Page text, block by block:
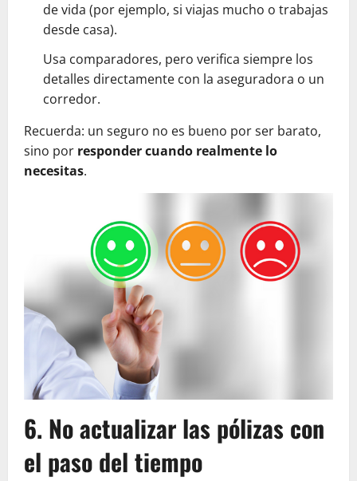
de vida (por ejemplo, si viajas mucho o trabajas
desde casa).
Usa comparadores, pero verifica siempre los
detalles directamente con la aseguradora o un
corredor.
Recuerda: un seguro no es bueno por ser barato,
sino por responder cuando realmente lo
necesitas.
6. No actualizar las pólizas con
el paso del tiempo